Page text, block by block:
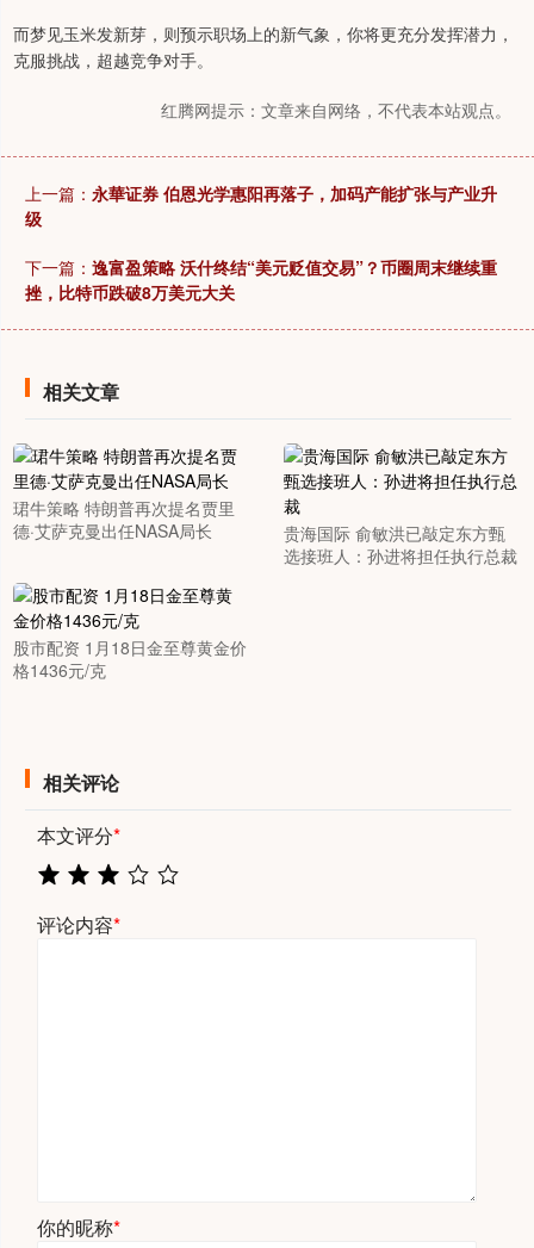
而梦见玉米发新芽，则预示职场上的新气象，你将更充分发挥潜力，
克服挑战，超越竞争对手。
红腾网提示：文章来自网络，不代表本站观点。
上一篇： 永華证券 伯恩光学惠阳再落子，加码产能扩张与产业升
级
下一篇： 逸富盈策略 沃什终结“美元贬值交易”？币圈周末继续重
挫，比特币跌破8万美元大关
相关文章
珺牛策略 特朗普再次提名贾里
德·艾萨克曼出任NASA局长
贵海国际 俞敏洪已敲定东方甄
选接班人：孙进将担任执行总裁
股市配资 1月18日金至尊黄金价
格1436元/克
相关评论
本文评分*
评论内容*
你的昵称*